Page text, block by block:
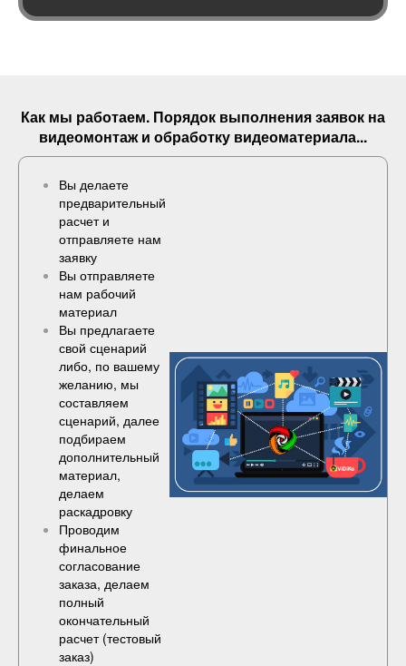
Как мы работаем. Порядок выполнениязаявок на
видеомонтаж и обработку видеоматериала...
Вы делаете
предварительный
расчет и
отправляете нам
заявку
Вы отправляете
нам рабочий
материал
Вы предлагаете
свой сценарий
либо, по вашему
желанию, мы
составляем
сценарий, далее
подбираем
дополнительный
материал,
делаем
раскадровку
Проводим
финальное
согласование
заказа, делаем
полный
окончательный
расчет (тестовый
заказ)